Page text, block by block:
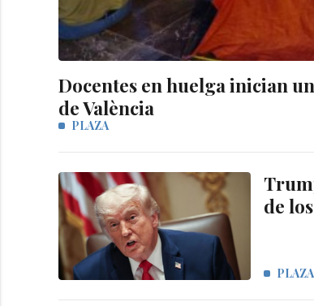
Docentes en huelga inician
de València
PLAZA
de
PLAZA